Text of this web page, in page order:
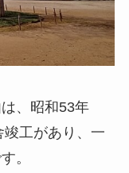
、昭和53年
竣工があり、一
。